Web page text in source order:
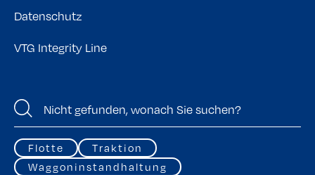
Datenschutz
VTG Integrity Line
Flotte
Traktion
Waggoninstandhaltung